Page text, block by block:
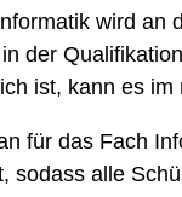
wird an
der
ist, kann es
für das Fach
sodass alle